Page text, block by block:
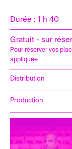
Durée : 1 h 40
Gratuit - sur
Pour réserver vos
appliquée
Distribution
Texte :
avec Johnny
Traduction,
Ahmed Al-
Assistante à
Production